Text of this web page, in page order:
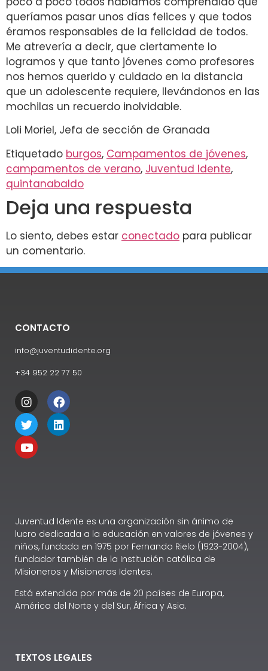
queríamos pasar unos días felices y que todos
éramos responsables de la felicidad de todos.
Me atrevería a decir, que ciertamente lo
logramos y que tanto jóvenes como profesores
nos hemos querido y cuidado en la distancia
que un adolescente requiere, llevándonos en las
mochilas un recuerdo inolvidable.
Loli Moriel, Jefa de sección de Granada
Etiquetado burgos, Campamentos de jóvenes,
campamentos de verano, Juventud Idente,
quintanabaldo
Deja una respuesta
Lo siento, debes estar conectado para publicar
un comentario.
CONTACTO
info@juventudidente.org
+34 952 22 77 50
Juventud Idente es una organización sin ánimo de
lucro dedicada a la educación en valores de jóvenes y
niños, fundada en 1975 por Fernando Rielo (1923-2004),
fundador también de la Institución católica de
Misioneros y Misioneras Identes.
Está extendida por más de 20 países de Europa,
América del Norte y del Sur, África y Asia.
TEXTOS LEGALES